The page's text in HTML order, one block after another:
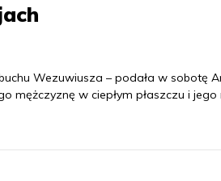
Wezuwiusza – podała w sobotę
mężczyznę w ciepłym płaszczu i jego